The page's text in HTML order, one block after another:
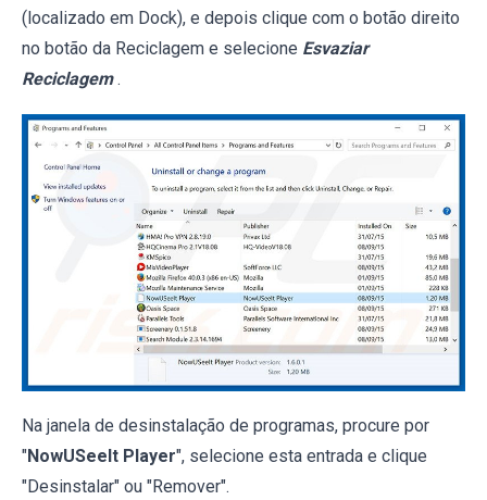
(localizado em Dock), e depois clique com o botão direito
no botão da Reciclagem e selecione Esvaziar
Reciclagem .
Na janela de desinstalação de programas, procure por
"NowUSeeIt Player", selecione esta entrada e clique
"Desinstalar" ou "Remover".